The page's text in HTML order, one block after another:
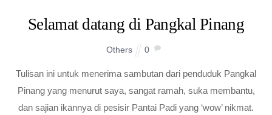
Selamat datang di Pangkal Pinang
Others 0
Tulisan ini untuk menerima sambutan dari penduduk Pangkal
Pinang yang menurut saya, sangat ramah, suka membantu,
dan sajian ikannya di pesisir Pantai Padi yang ‘wow’ nikmat.